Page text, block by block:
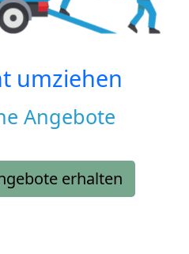
umziehen
Angebote
erhalten